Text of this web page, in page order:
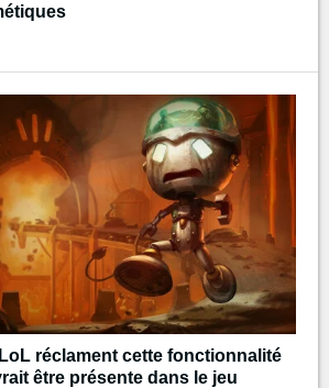
réclament cette fonctionnalité
être présente dans le jeu